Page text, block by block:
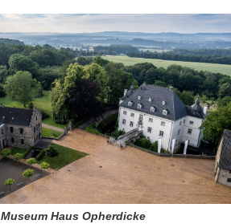
Museum Haus Opherdicke